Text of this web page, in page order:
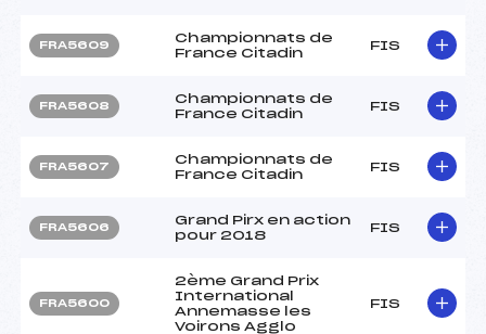
FRA5609
Championnats de
France Citadin
FIS
FRA5608
Championnats de
France Citadin
FIS
FRA5607
Championnats de
France Citadin
FIS
FRA5606
Grand Pirx en action
pour 2018
FIS
FRA5600
2ème Grand Prix
International
Annemasse les
Voirons Agglo
FIS